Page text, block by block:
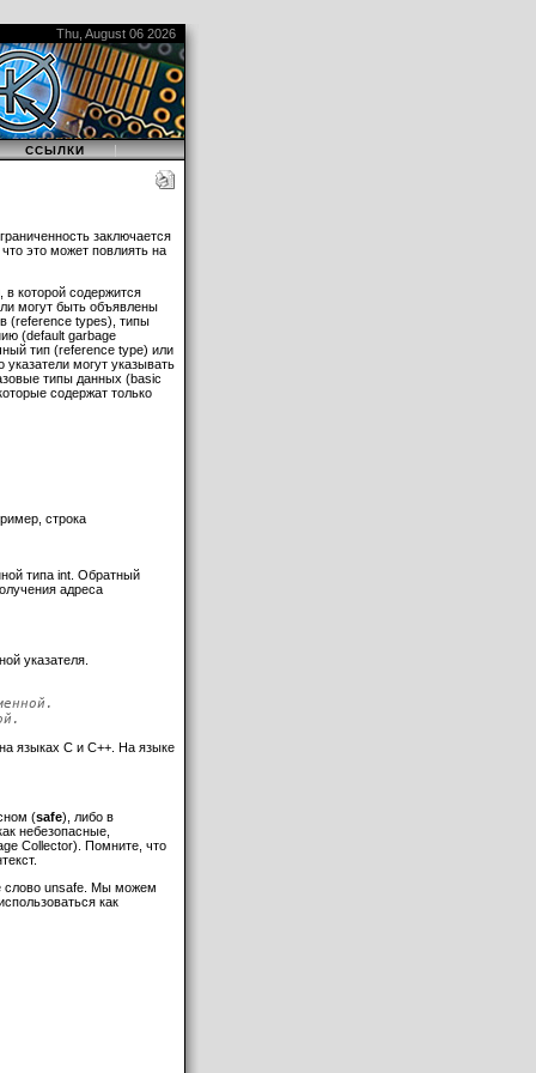
Thu, August 06 2026
ССЫЛКИ |
заключается
это может повлиять на
которой содержится
могут быть объявлены
(reference types), типы
(default garbage
тип (reference type) или
могут указывать
типы данных (basic
содержат только
строка
типа int. Обратный
адреса
указателя.
языках C и C++. На языке
(safe), либо в
небезопасные,
Collector). Помните, что
слово unsafe. Мы можем
как